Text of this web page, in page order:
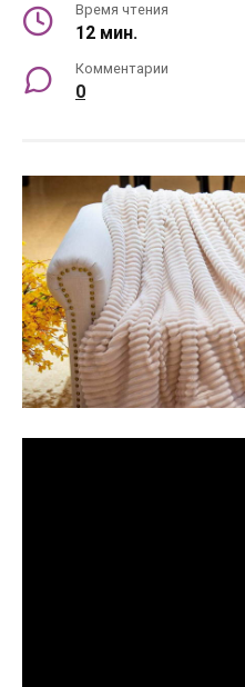
Время чтения
12 мин.
Комментарии
0